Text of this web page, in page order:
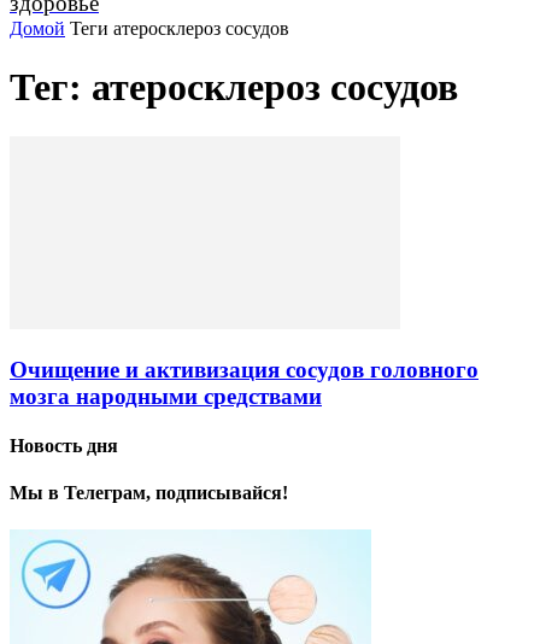
Домой Теги атеросклероз сосудов
Тег: атеросклероз сосудов
Очищение и активизация сосудов головного
мозга народными средствами
Новость дня
Мы в Телеграм, подписывайся!